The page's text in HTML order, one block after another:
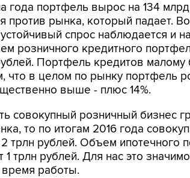
года портфель вырос на 134
против рынка, который падает.
спрос наблюдается и
розничного кредитного
Портфель кредитов малому
что в целом по рынку портфель
выше - плюс 14%.
совокупный розничный бизнес
то по итогам 2016 года
2 трлн рублей. Объем ипотечного
1 трлн рублей. Для нас это
время работы.